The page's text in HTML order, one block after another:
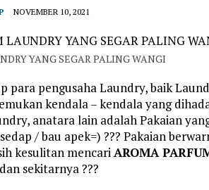
NOVEMBER 10, 2021
YANG SEGAR PALING WANGI
para pengusaha Laundry, baik
kendala – kendala yang
anatara lain adalah Pakaian
/ bau apek=) ??? Pakaian
kesulitan mencariAROMA
sekitarnya ???